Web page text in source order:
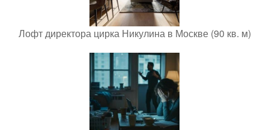
Лофт директора цирка Никулина в Москве (90 кв. м)